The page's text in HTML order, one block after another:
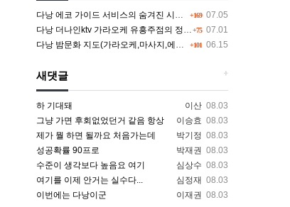
+169 07.05
다낭 에코 가이드 서비스의 숨겨진 시스템과 다채로운 인력 풀의 진실
+75 07.01
다낭 더나인ktv 가라오케 유흥주점의 정석을 찾고 있다면 여기
+101 06.15
다낭 밤문화 지도(가라오케,마사지,에코걸,토킹바,클럽) 유흥별 가격 및 후기공유
+
새댓글
이산 08.03
하 기대돼
이승효 08.03
그냥 가면 후회없었던거 같음 항상
박기정 08.03
제가 뭘 하면 될까요 처음가는데
박재권 08.03
성공확률 90프로
심상수 08.03
수준이 생각보다 높음요 여기
심정재 08.03
여기를 이제 안거는 실수다...
이재권 08.03
이번에는 다낭이군